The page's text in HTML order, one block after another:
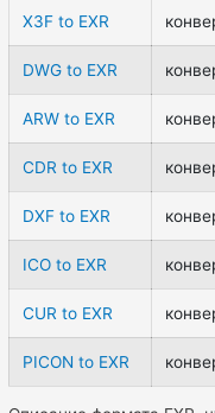
X3F to EXR
DWG to EXR
ARW to EXR
CDR to EXR
DXF to EXR
ICO to EXR
CUR to EXR
PICON to EXR